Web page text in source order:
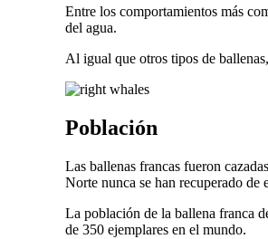
Entre los comportamientos más
del agua.
Al igual que otros tipos de
Población
Las ballenas francas fueron
Norte nunca se han recuperado de
La población de la ballena franca
de 350 ejemplares en el mundo.